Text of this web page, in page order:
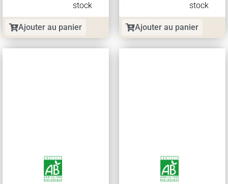
stock
Ajouter au panier
stock
Ajouter au panier